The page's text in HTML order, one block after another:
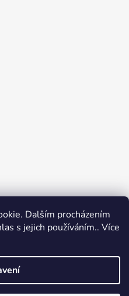
Dalším procházením
s jejich používáním.. Více